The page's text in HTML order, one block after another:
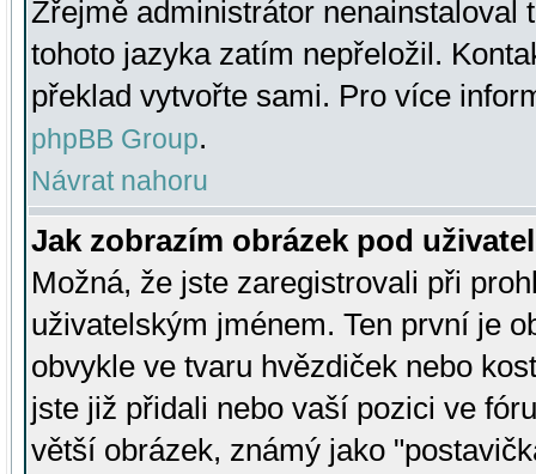
Zřejmě administrátor nenainstaloval
tohoto jazyka zatím nepřeložil.
překlad vytvořte sami. Pro více
phpBB Group.
Návrat nahoru
Jak zobrazím obrázek pod
Možná, že jste zaregistrovali při
uživatelským jménem. Ten první je
obvykle ve tvaru hvězdiček nebo
jste již přidali nebo vaší pozici ve
větší obrázek, známý jako